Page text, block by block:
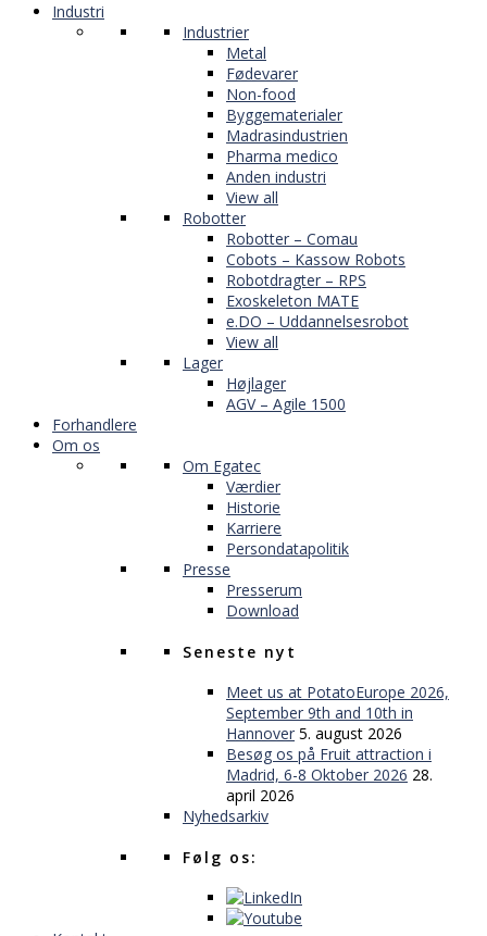
Industri
Industrier
Metal
Fødevarer
Non-food
Byggematerialer
Madrasindustrien
Pharma medico
Anden industri
View all
Robotter
Robotter – Comau
Cobots – Kassow Robots
Robotdragter – RPS
Exoskeleton MATE
e.DO – Uddannelsesrobot
View all
Lager
Højlager
AGV – Agile 1500
Forhandlere
Om os
Om Egatec
Værdier
Historie
Karriere
Persondatapolitik
Presse
Presserum
Download
Seneste nyt
Meet us at PotatoEurope 2026,
September 9th and 10th in
Hannover 5. august 2026
Besøg os på Fruit attraction i
Madrid, 6-8 Oktober 2026 28.
april 2026
Nyhedsarkiv
Følg os: